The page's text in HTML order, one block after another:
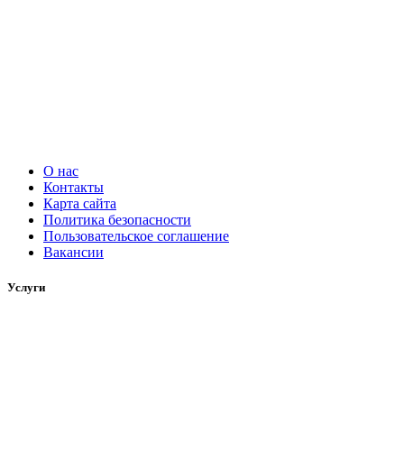
О нас
Контакты
Карта сайта
Политика безопасности
Пользовательское соглашение
Вакансии
Услуги